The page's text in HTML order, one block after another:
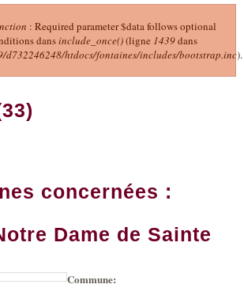
d'erreur
: Required parameter $data follows optional
dansinclude_once()(ligne 1439dans
d732246248/htdocs/fontaines/includes/bootstrap.inc).
concernées :
Dame de Sainte
Leaflet|
Commune: